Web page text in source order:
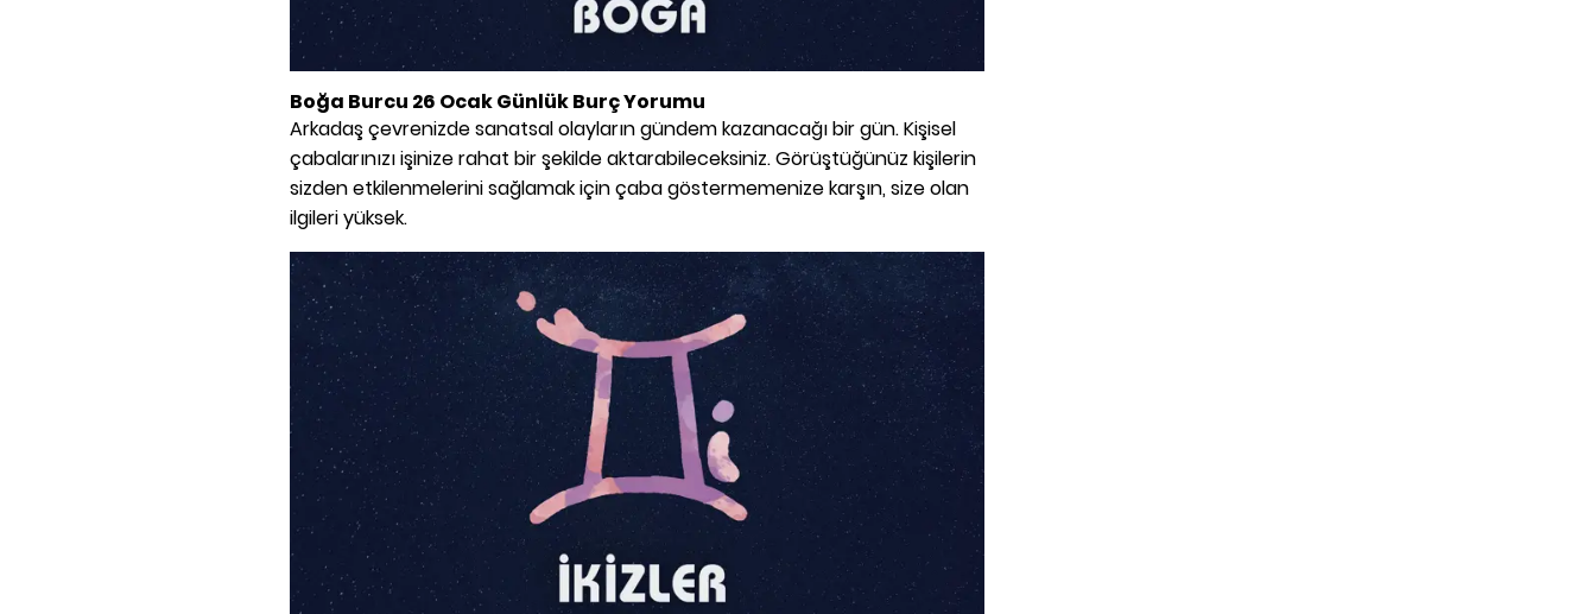
Boğa Burcu 26 Ocak Günlük Burç Yorumu
Arkadaş çevrenizde sanatsal olayların gündem kazanacağı bir gün. Kişisel
çabalarınızı işinize rahat bir şekilde aktarabileceksiniz. Görüştüğünüz kişilerin
sizden etkilenmelerini sağlamak için çaba göstermemenize karşın, size olan
ilgileri yüksek.